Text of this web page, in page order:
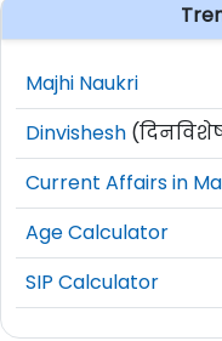
Majhi Naukri
Dinvishesh
Current Affairs in
Age Calculator
SIP Calculator